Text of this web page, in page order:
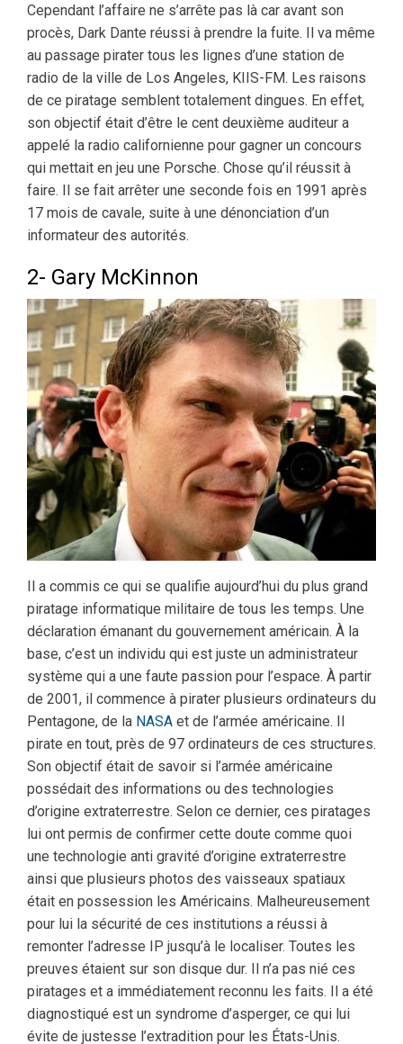
Cependant l’affaire ne s’arrête pas là car avant son
procès, Dark Dante réussi à prendre la fuite. Il va même
au passage pirater tous les lignes d’une station de
radio de la ville de Los Angeles, KIIS-FM. Les raisons
de ce piratage semblent totalement dingues. En effet,
son objectif était d’être le cent deuxième auditeur a
appelé la radio californienne pour gagner un concours
qui mettait en jeu une Porsche. Chose qu’il réussit à
faire. Il se fait arrêter une seconde fois en 1991 après
17 mois de cavale, suite à une dénonciation d’un
informateur des autorités.
2- Gary McKinnon
Il a commis ce qui se qualifie aujourd’hui du plus grand
piratage informatique militaire de tous les temps. Une
déclaration émanant du gouvernement américain. À la
base, c’est un individu qui est juste un administrateur
système qui a une faute passion pour l’espace. À partir
de 2001, il commence à pirater plusieurs ordinateurs du
Pentagone, de la NASA et de l’armée américaine. Il
pirate en tout, près de 97 ordinateurs de ces structures.
Son objectif était de savoir si l’armée américaine
possédait des informations ou des technologies
d’origine extraterrestre. Selon ce dernier, ces piratages
lui ont permis de confirmer cette doute comme quoi
une technologie anti gravité d’origine extraterrestre
ainsi que plusieurs photos des vaisseaux spatiaux
était en possession les Américains. Malheureusement
pour lui la sécurité de ces institutions a réussi à
remonter l’adresse IP jusqu’à le localiser. Toutes les
preuves étaient sur son disque dur. Il n’a pas nié ces
piratages et a immédiatement reconnu les faits. Il a été
diagnostiqué est un syndrome d’asperger, ce qui lui
évite de justesse l’extradition pour les États-Unis.